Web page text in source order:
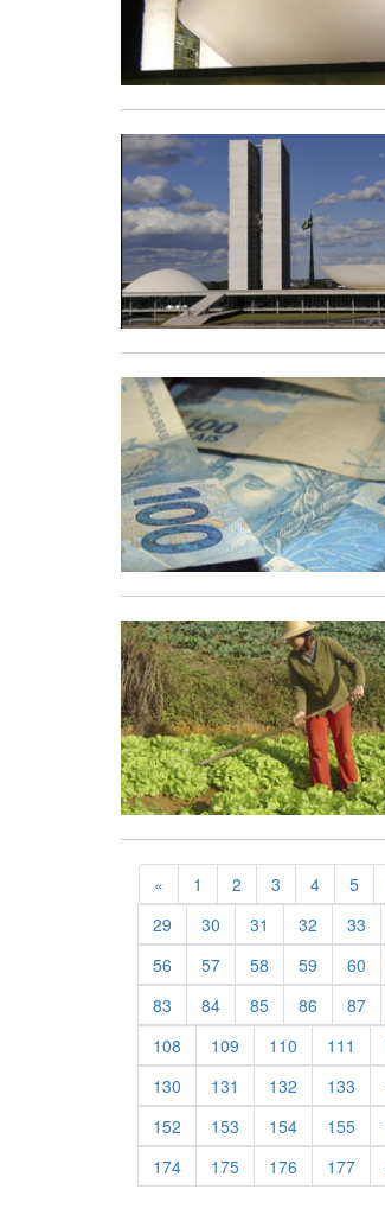
« Previous
1 2 3 4 5
29
30 31 32 33
56
57 58 59 60
83
84 85 86 87
108
109 110 111
130
131 132 133
152
153 154 155
174
175 176 177